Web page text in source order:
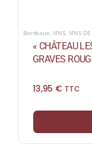
Bordeaux, VINS, VINS DE
« CHÂTEAU
GRAVES
13,95 € TTC